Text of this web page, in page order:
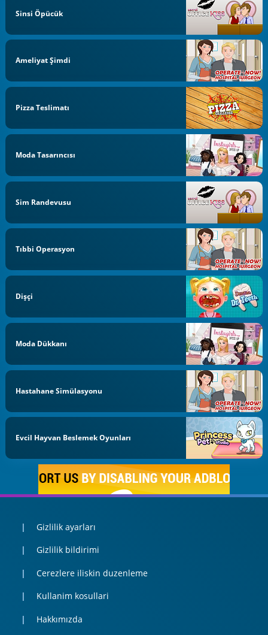
Sinsi Öpücük
Ameliyat Şimdi
Pizza Teslimatı
Moda Tasarıncısı
Sim Randevusu
Tıbbi Operasyon
Dişçi
Moda Dükkanı
Hastahane Simülasyonu
Evcil Hayvan Beslemek Oyunları
Gizlilik ayarları
Gizlilik bildirimi
Cerezlere iliskin duzenleme
Kullanim kosullari
Hakkımızda